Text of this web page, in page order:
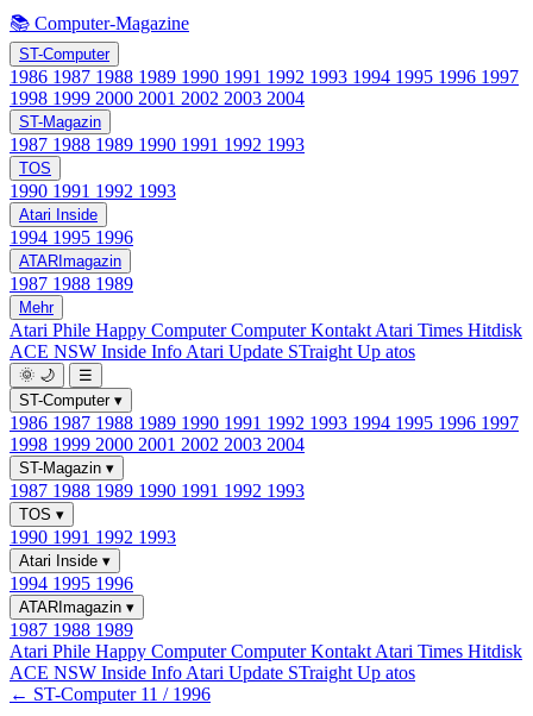
📚 Computer-Magazine
ST-Computer
1986 1987 1988 1989 1990 1991 1992 1993 1994 1995 1996 1997
1998 1999 2000 2001 2002 2003 2004
ST-Magazin
1987 1988 1989 1990 1991 1992 1993
TOS
1990 1991 1992 1993
Atari Inside
1994 1995 1996
ATARImagazin
1987 1988 1989
Mehr
Atari Phile Happy ComputerComputer Kontakt Atari Times Hitdisk
ACE NSW Inside Info Atari Update STraight Up atos
🌞 🌙
☰
ST-Computer ▾
1986 1987 1988 1989 1990 1991 1992 1993 1994 1995 1996 1997
1998 1999 2000 2001 2002 2003 2004
ST-Magazin ▾
1987 1988 1989 1990 1991 1992 1993
TOS ▾
1990 1991 1992 1993
Atari Inside ▾
1994 1995 1996
ATARImagazin ▾
1987 1988 1989
Atari Phile Happy ComputerComputer Kontakt Atari Times Hitdisk
ACE NSW Inside Info Atari Update STraight Up atos
← ST-Computer 11 / 1996